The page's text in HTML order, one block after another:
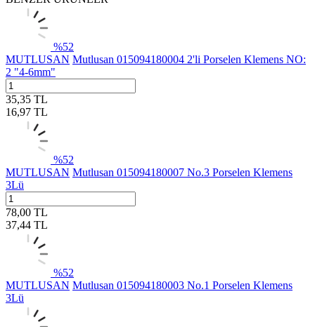
%52
MUTLUSAN Mutlusan 015094180004 2'li Porselen Klemens NO:
2 "4-6mm"
35,35 TL
16,97 TL
%52
MUTLUSAN Mutlusan 015094180007 No.3 Porselen Klemens
3Lü
78,00 TL
37,44 TL
%52
MUTLUSAN Mutlusan 015094180003 No.1 Porselen Klemens
3Lü